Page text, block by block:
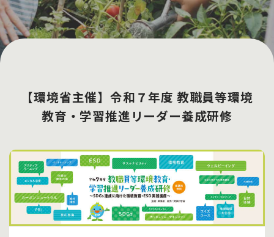
【環境省主催】令和７年度 教職員等環境
教育・学習推進リーダー養成研修